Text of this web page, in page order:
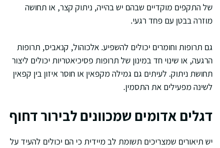
של התקפים מוקדיים שבהם יש בהייה, ניתוק קצר, או תחושה
מוזרה בבטן עם פחד רגעי.
גם תרופות וחומרים יכולים להשפיע. אלכוהול, קנאביס, תרופות
הרגעה, או שינוי חד במינון של תרופות פסיכיאטריות יכולים ליצור
תחושת ניתוק. לעיתים גם גמילה מקפאין או חוסר איזון בין קפאין
לשינה מפעילים את התסמין.
דגלים אדומים שמכוונים לבירור דחוף
יש תיאורים שמצריכים תשומת לב מיידית כי הם יכולים להעיד על